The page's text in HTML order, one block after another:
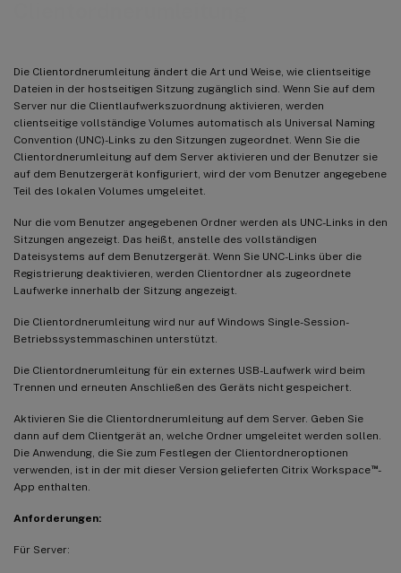
Die Clientordnerumleitung ändert die Art und Weise, wie clientseitige
Dateien in der hostseitigen Sitzung zugänglich sind. Wenn Sie auf dem
Server nur die Clientlaufwerkszuordnung aktivieren, werden
clientseitige vollständige Volumes automatisch als Universal Naming
Convention (UNC)-Links zu den Sitzungen zugeordnet. Wenn Sie die
Clientordnerumleitung auf dem Server aktivieren und der Benutzer sie
auf dem Benutzergerät konfiguriert, wird der vom Benutzer angegebene
Teil des lokalen Volumes umgeleitet.
Nur die vom Benutzer angegebenen Ordner werden als UNC-Links in den
Sitzungen angezeigt. Das heißt, anstelle des vollständigen
Dateisystems auf dem Benutzergerät. Wenn Sie UNC-Links über die
Registrierung deaktivieren, werden Clientordner als zugeordnete
Laufwerke innerhalb der Sitzung angezeigt.
Die Clientordnerumleitung wird nur auf Windows Single-Session-
Betriebssystemmaschinen unterstützt.
Die Clientordnerumleitung für ein externes USB-Laufwerk wird beim
Trennen und erneuten Anschließen des Geräts nicht gespeichert.
Aktivieren Sie die Clientordnerumleitung auf dem Server. Geben Sie
dann auf dem Clientgerät an, welche Ordner umgeleitet werden sollen.
Die Anwendung, die Sie zum Festlegen der Clientordneroptionen
verwenden, ist in der mit dieser Version gelieferten Citrix Workspace™-
App enthalten.
Anforderungen:
Für Server: